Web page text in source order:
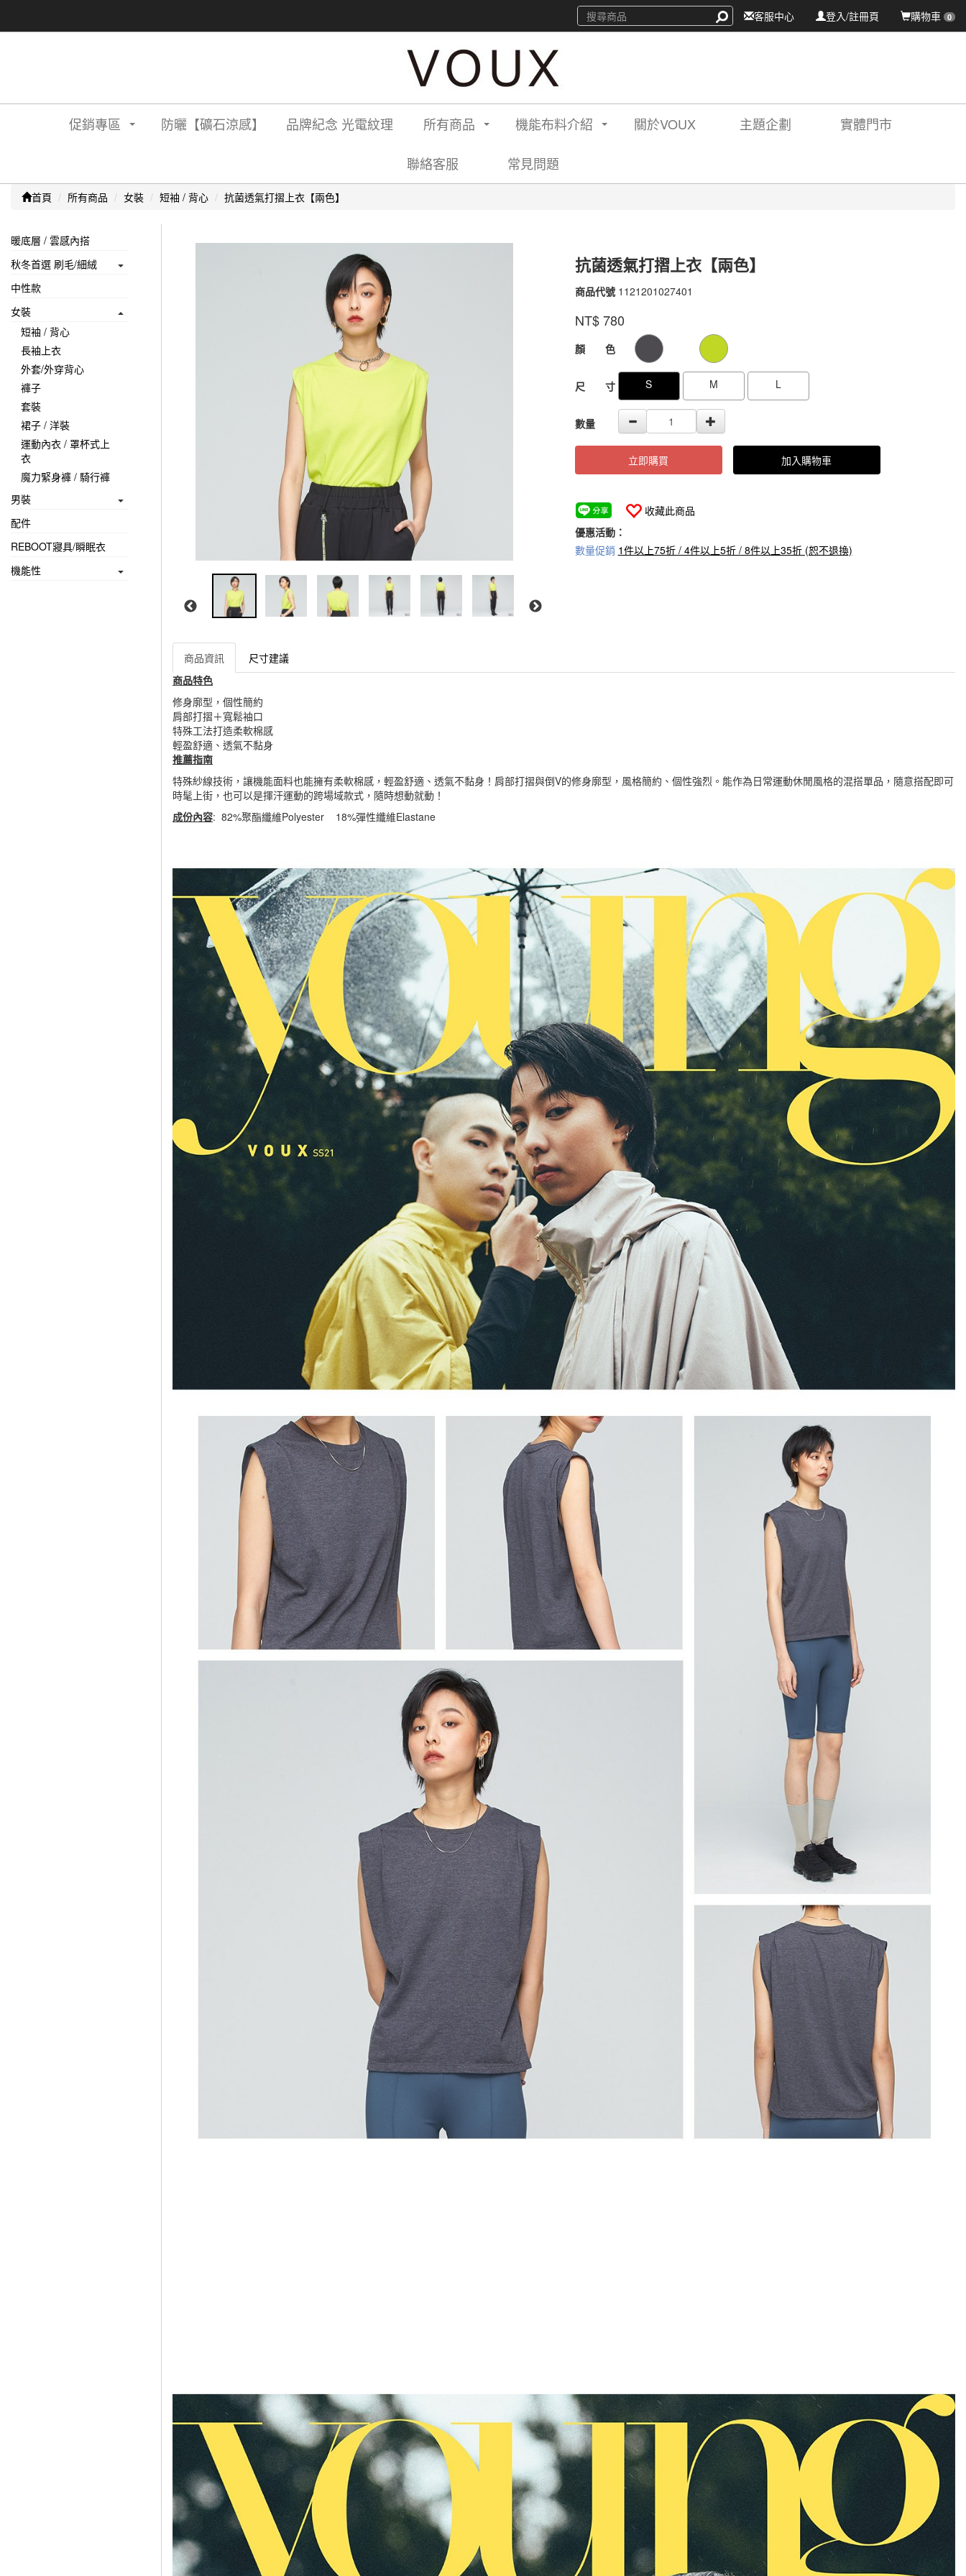
購物車 0
登入/註冊頁
客服中心
促銷專區 防曬【礦石涼感】 品牌紀念 光電紋理 所有商品 機能布料介紹 關於VOUX 主題企劃 實體門市
聯絡客服 常見問題
首頁 所有商品 女裝 短袖 / 背心 抗菌透氣打摺上衣【兩色】
暖底層 / 雲感內搭
秋冬首選 刷毛/細絨
中性款
女裝
短袖 / 背心
長袖上衣
外套/外穿背心
褲子
套裝
裙子 / 洋裝
運動內衣 / 罩杯式上
衣
魔力緊身褲 / 騎行褲
男裝
配件
REBOOT寢具/瞬眠衣
機能性
抗菌透氣打摺上衣【兩色】
商品代號 1121201027401
1121201027401
品牌
VOUX
NT$780
GOODS000000000000000005201
顏 色
尺 寸 S M L
數量
立即購買 加入購物車
收藏此商品
優惠活動：
數量促銷 1件以上75折 / 4件以上5折 / 8件以上35折 (恕不退換)
商品資訊
尺寸建議
商品特色
修身廓型，個性簡約
肩部打摺＋寬鬆袖口
特殊工法打造柔軟棉感
輕盈舒適、透氣不黏身
推薦指南
特殊紗線技術，讓機能面料也能擁有柔軟棉感，輕盈舒適、透氣不黏身！肩部打摺與倒V的修身廓型，風格簡約、個性強烈。能作為日常運動休閒風格的混搭單品，隨意搭配即可
時髦上街，也可以是揮汗運動的跨場域款式，隨時想動就動！
成份內容: 82%聚酯纖維Polyester 18%彈性纖維Elastane